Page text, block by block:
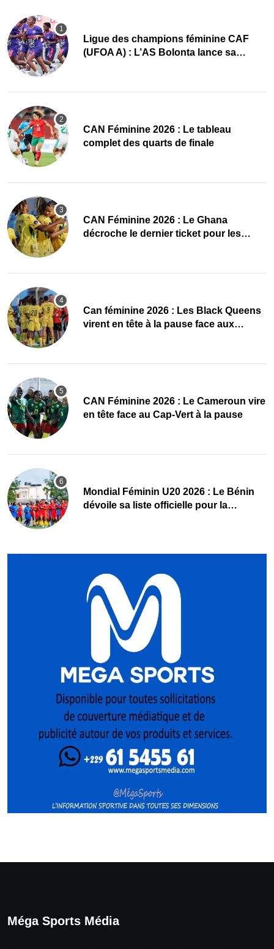
Ligue des champions féminine CAF
(UFOA A) : L’AS Bolonta lance sa
CAN Féminine 2026 : Le tableau
complet des quarts de finale
CAN Féminine 2026 : Le Ghana
décroche le dernier ticket pour les
‎Can féminine 2026 : Les Black Queens
virent en tête à la pause face aux
CAN Féminine 2026 : Le Cameroun vire
en tête face au Cap-Vert à la pause
Mondial Féminin U20 2026 : Le Bénin
dévoile sa liste officielle pour la
Méga Sports Média